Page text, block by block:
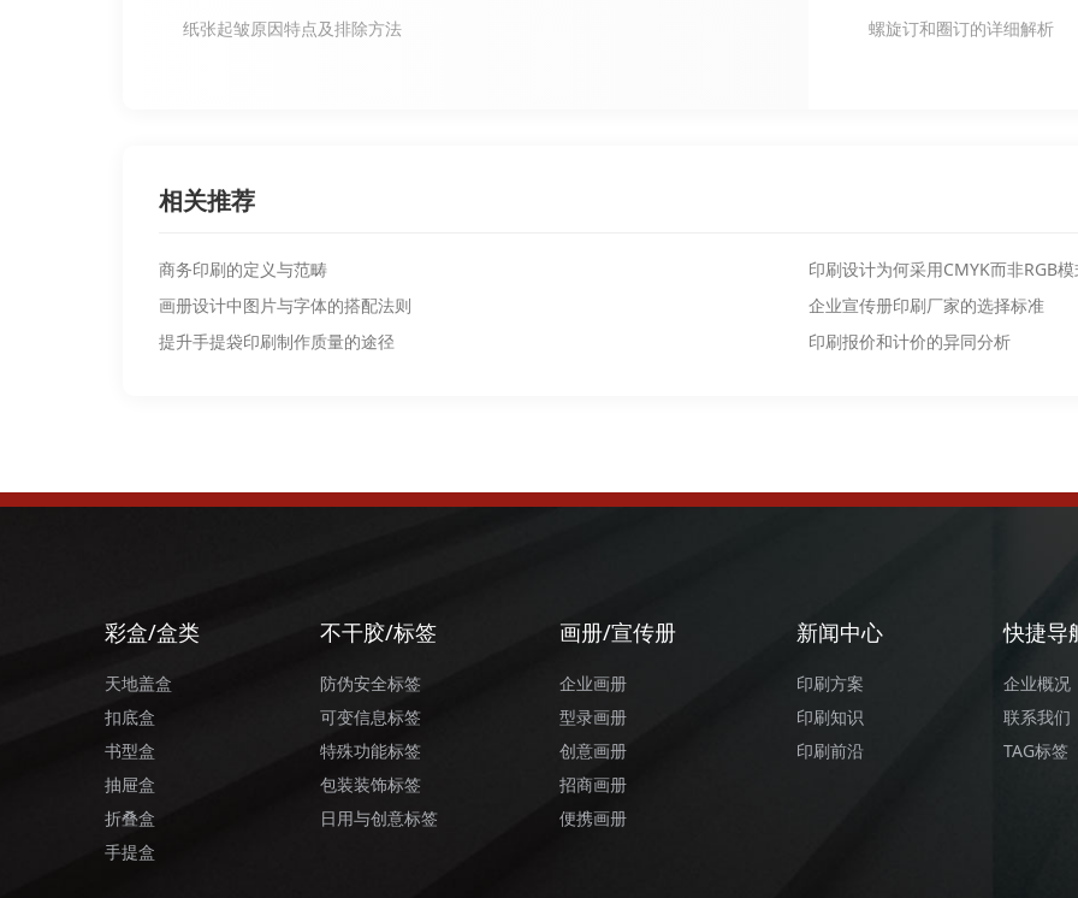
纸张起皱原因特点及排除方法 螺旋订和圈订的详细解析
相关推荐
商务印刷的定义与范畴
印刷设计为何采用CMYK而非RGB
画册设计中图片与字体的搭配法则
企业宣传册印刷厂家的选择标准
提升手提袋印刷制作质量的途径
印刷报价和计价的异同分析
彩盒/盒类
天地盖盒
扣底盒
书型盒
抽屉盒
折叠盒
手提盒
不干胶/标签
防伪安全标签
可变信息标签
特殊功能标签
包装装饰标签
日用与创意标签
画册/宣传册
企业画册
型录画册
创意画册
招商画册
便携画册
新闻中心
印刷方案
印刷知识
印刷前沿
快捷导
企业概况
联系我们
TAG标签